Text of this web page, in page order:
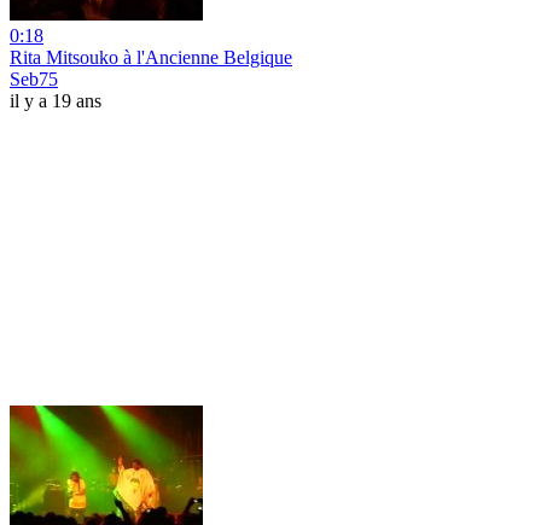
0:18
Rita Mitsouko à l'Ancienne Belgique
Seb75
il y a 19 ans